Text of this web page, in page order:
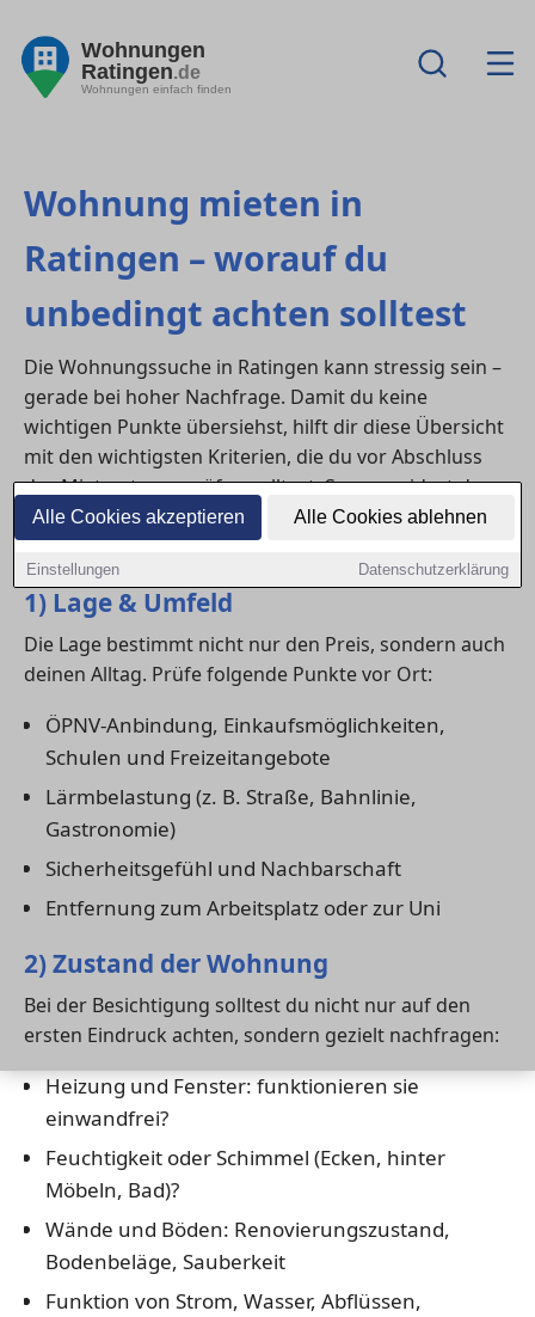
Alle Cookies akzeptieren Alle Cookies ablehnen
Einstellungen Datenschutzerklärung
Wohnungen
Ratingen.de
Wohnungen einfach finden
Wohnung mieten in
Ratingen – worauf du
unbedingt achten solltest
Die Wohnungssuche in Ratingen kann stressig sein –
gerade bei hoher Nachfrage. Damit du keine
wichtigen Punkte übersiehst, hilft dir diese Übersicht
mit den wichtigsten Kriterien, die du vor Abschluss
des Mietvertrags prüfen solltest. So vermeidest du
böse Überraschungen und findest die Wohnung, die
wirklich zu dir passt.
1) Lage & Umfeld
Die Lage bestimmt nicht nur den Preis, sondern auch
deinen Alltag. Prüfe folgende Punkte vor Ort:
ÖPNV-Anbindung, Einkaufsmöglichkeiten,
Schulen und Freizeitangebote
Lärmbelastung (z. B. Straße, Bahnlinie,
Gastronomie)
Sicherheitsgefühl und Nachbarschaft
Entfernung zum Arbeitsplatz oder zur Uni
2) Zustand der Wohnung
Bei der Besichtigung solltest du nicht nur auf den
ersten Eindruck achten, sondern gezielt nachfragen:
Heizung und Fenster: funktionieren sie
einwandfrei?
Feuchtigkeit oder Schimmel (Ecken, hinter
Möbeln, Bad)?
Wände und Böden: Renovierungszustand,
Bodenbeläge, Sauberkeit
Funktion von Strom, Wasser, Abflüssen,